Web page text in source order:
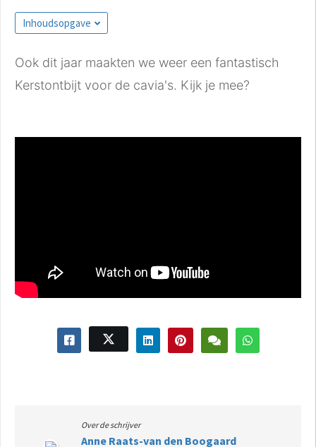
Inhoudsopgave
Ook dit jaar maakten we weer een fantastisch
Kerstontbijt voor de cavia's. Kijk je mee?
Over de schrijver
Anne Raats-van den Boogaard